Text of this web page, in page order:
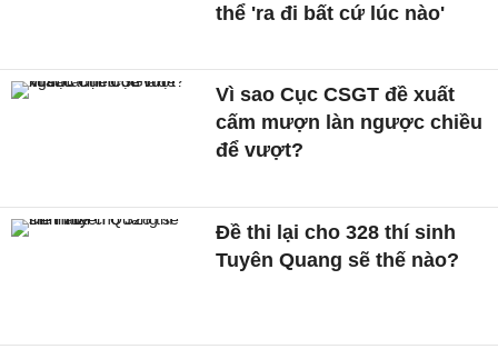
thể 'ra đi bất cứ lúc nào'
Vì sao Cục CSGT đề xuất
cấm mượn làn ngược chiều
để vượt?
Đề thi lại cho 328 thí sinh
Tuyên Quang sẽ thế nào?